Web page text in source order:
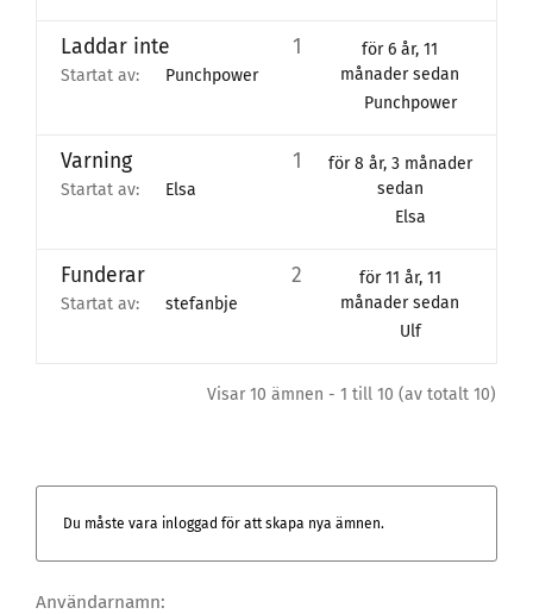
Laddar inte
Startat av: Punchpower
1
för 6 år, 11
månader sedan
Punchpower
Varning
Startat av: Elsa
1
för 8 år, 3 månader
sedan
Elsa
Funderar
Startat av: stefanbje
2
för 11 år, 11
månader sedan
Ulf
Visar 10 ämnen - 1 till 10 (av totalt 10)
Du måste vara inloggad för att skapa nya ämnen.
Användarnamn: